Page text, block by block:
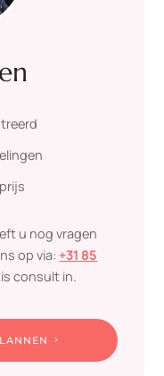
u nog vragen
op via: +31 85
consult in.